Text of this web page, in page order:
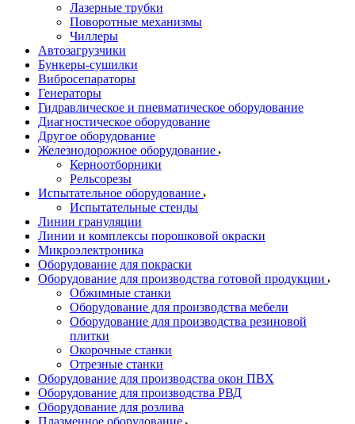
Лазерные трубки
Поворотные механизмы
Чиллеры
Автозагрузчики
Бункеры-сушилки
Вибросепараторы
Генераторы
Гидравлическое и пневматическое оборудование
Диагностическое оборудование
Другое оборудование
Железнодорожное оборудование
Керноотборники
Рельсорезы
Испытательное оборудование
Испытательные стенды
Линии грануляции
Линии и комплексы порошковой окраски
Микроэлектроника
Оборудование для покраски
Оборудование для производства готовой продукции
Обжимные станки
Оборудование для производства мебели
Оборудование для производства резиновой
плитки
Окорочные станки
Отрезные станки
Оборудование для производства окон ПВХ
Оборудование для производства РВД
Оборудование для розлива
Плазменное оборудование